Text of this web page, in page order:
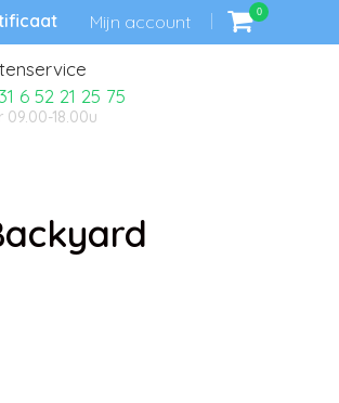
Mijn account 0
6 52 21 25 75
09.00-18.00u